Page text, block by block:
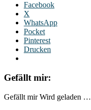
Facebook
X
WhatsApp
Pocket
Pinterest
Drucken
Gefällt mir:
Gefällt mir Wird geladen …